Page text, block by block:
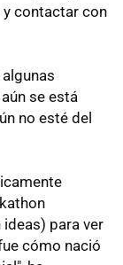
contactar con
se está
no esté del
para ver
cómo nació